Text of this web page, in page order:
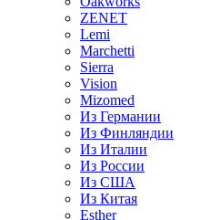
ZENET
Lemi
Marchetti
Sierra
Vision
Mizomed
Из Германии
Из Финляндии
Из Италии
Из России
Из США
Из Китая
Esther